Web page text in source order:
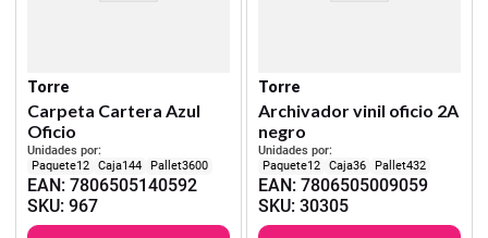
Torre
Carpeta Cartera Azul
Oficio
Unidades por:
12
144 3600
EAN:7806505140592
SKU:967
Torre
Archivador vinil oficio 2A
negro
Unidades por:
12
36 432
EAN: 7806505009059
SKU: 30305